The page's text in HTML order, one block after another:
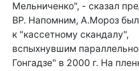
Мельниченко", - сказал
ВР. Напомним, А.Мороз был
к "кассетному скандалу",
вспыхнувшим
Гонгадзе" в 2000 г. На